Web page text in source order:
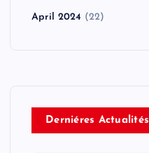
April 2024 (22)
Derniéres Actualités